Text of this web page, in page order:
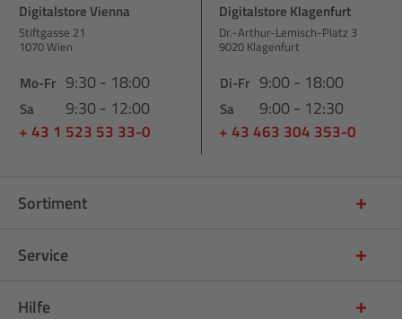
Digitalstore Vienna
Stiftgasse 21
1070 Wien
Mo-Fr 9:30 - 18:00
Sa 9:30 - 12:00
+ 43 1 523 53 33-0
Digitalstore Klagenfurt
Dr.-Arthur-Lemisch-Platz 3
9020 Klagenfurt
Di-Fr 9:00 - 18:00
Sa 9:00 - 12:30
+ 43 463 304 353-0
Sortiment
Service
Hilfe